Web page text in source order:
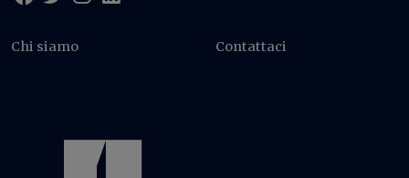
Chi siamo Contattaci